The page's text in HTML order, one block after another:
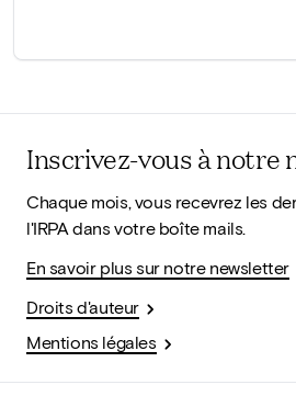
Inscrivez-vous à notre
Chaque mois, vous recevrez les
l'IRPA dans votre boîte mails.
En savoir plus sur notre newsletter
Droits d'auteur
Mentions légales